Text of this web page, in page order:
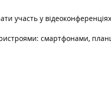
участь у
смартфонами,